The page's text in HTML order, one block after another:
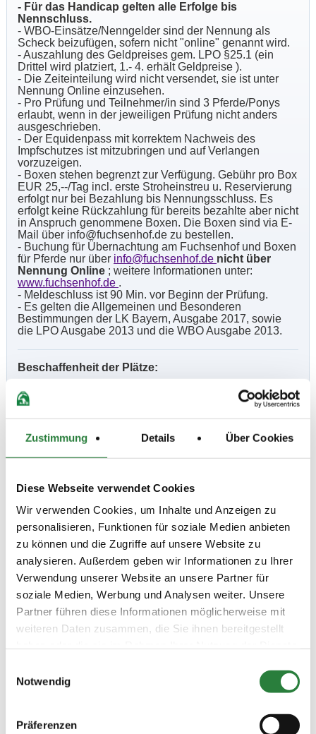
Zustimmung Details Über Cookies
Diese Webseite verwendet Cookies
Wir verwenden Cookies, um Inhalte und Anzeigen zu
personalisieren, Funktionen für soziale Medien anbieten
zu können und die Zugriffe auf unsere Website zu
analysieren. Außerdem geben wir Informationen zu Ihrer
Verwendung unserer Website an unsere Partner für
soziale Medien, Werbung und Analysen weiter. Unsere
Partner führen diese Informationen möglicherweise mit
weiteren Daten zusammen, die Sie ihnen bereitgestellt
Notwendig
Präferenzen
- Für das Handicap gelten alle Erfolge bis
Nennschluss.
- WBO-Einsätze/Nenngelder sind der Nennung als
Scheck beizufügen, sofern nicht "online" genannt wird.
- Auszahlung des Geldpreises gem. LPO §25.1 (ein
Drittel wird platziert, 1.- 4. erhält Geldpreise ).
- Die Zeiteinteilung wird nicht versendet, sie ist unter
Nennung Online einzusehen.
- Pro Prüfung und Teilnehmer/in sind 3 Pferde/Ponys
erlaubt, wenn in der jeweiligen Prüfung nicht anders
ausgeschrieben.
- Der Equidenpass mit korrektem Nachweis des
Impfschutzes ist mitzubringen und auf Verlangen
vorzuzeigen.
- Boxen stehen begrenzt zur Verfügung. Gebühr pro Box
EUR 25,--/Tag incl. erste Stroheinstreu u. Reservierung
erfolgt nur bei Bezahlung bis Nennungsschluss. Es
erfolgt keine Rückzahlung für bereits bezahlte aber nicht
in Anspruch genommene Boxen. Die Boxen sind via E-
Mail über info@fuchsenhof.de zu bestellen.
- Buchung für Übernachtung am Fuchsenhof und Boxen
für Pferde nur über info@fuchsenhof.de nicht über
Nennung Online ; weitere Informationen unter:
www.fuchsenhof.de .
- Meldeschluss ist 90 Min. vor Beginn der Prüfung.
- Es gelten die Allgemeinen und Besonderen
Bestimmungen der LK Bayern, Ausgabe 2017, sowie
die LPO Ausgabe 2013 und die WBO Ausgabe 2013.
Beschaffenheit der Plätze:
50x75m Sand
Wärmehalle: 15x30m
Abreiteplatz: Im Wechsel Hallen oder Freiplatz
Sa. vorm.: 1,4,5; nachm.: 2,3
Ergebnisse:
Zu den Ergebnissen auf www.fn-erfolgsdaten.de
Datum Disziplin